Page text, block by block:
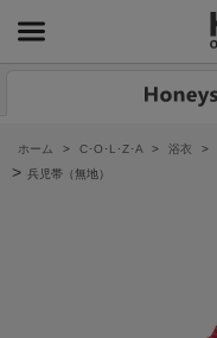
ホーム > C･O･L･Z･A > 浴衣 >
> 兵児帯（無地）